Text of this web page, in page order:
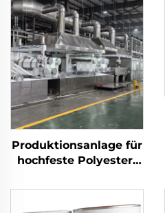
Produktionsanlage für
hochfeste Polyester-
Maschine zur
Herstellung von PSF